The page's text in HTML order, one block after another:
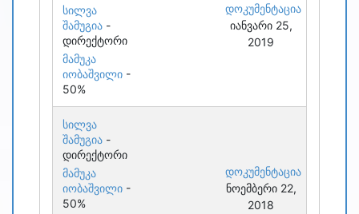
სილვა
შამუგია -
დირექტორი
მამუკა
იობაშვილი -
50%
დოკუმენტაცია
იანვარი 25,
2019
სილვა
შამუგია -
დირექტორი
მამუკა
იობაშვილი -
50%
დოკუმენტაცია
ნოემბერი 22,
2018